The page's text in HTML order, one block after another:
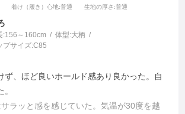
着け（履き）心地:普通 生地の厚さ :普通
:156～160cm 体型:大柄
プサイズ:C85
ず、ほど良いホールド感あり良かった。自
ラッと感を感じていた。気温が30度を越